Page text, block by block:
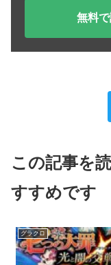
無料
この記事を
すすめです
グラクロ